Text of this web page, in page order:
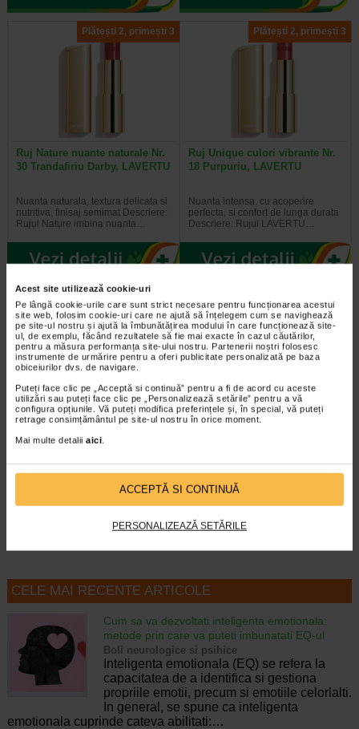
Acest site utilizează cookie-uri
Pe lângă cookie-urile care sunt strict necesare pentru funcționarea acestui
site web, folosim cookie-uri care ne ajută să înțelegem cum se navighează
pe site-ul nostru și ajută la îmbunătățirea modului în care funcționează site-
ul, de exemplu, făcând rezultatele să fie mai exacte în cazul căutărilor,
pentru a măsura performanța site-ului nostru. Partenerii noștri folosesc
instrumente de urmărire pentru a oferi publicitate personalizată pe baza
obiceiurilor dvs. de navigare.
Puteți face clic pe „Acceptă si continuă” pentru a fi de acord cu aceste
utilizări sau puteți face clic pe „Personalizează setările” pentru a vă
configura opțiunile. Vă puteți modifica preferințele și, în special, vă puteți
retrage consimțământul pe site-ul nostru în orice moment.
Mai multe detalii aici.
ACCEPTĂ SI CONTINUĂ
PERSONALIZEAZĂ SETĂRILE
Plătești 2, primești 3
Ruj Nature nuante naturale Nr.
30 Trandafiriu Darby, LAVERTU
Nuanta naturala, textura delicata si
nutritiva, finisaj semimat Descriere:
Rujul Nature imbina nuanta…
Plătești 2, primești 3
Ruj Unique culori vibrante Nr.
18 Purpuriu, LAVERTU
Nuanta intensa, cu acoperire
perfecta, si confort de lunga durata
Descriere: Rujul LAVERTU…
Ruj Nature nuante naturale
Nuanta naturala, textura delicata si
Rujul Nature imbina nuanta…
Ruj Nature nuante naturale Nr.
Nuanta naturala, textura delicata si
Rujul Nature imbina nuanta…
CELE MAI RECENTE ARTICOLE
Cum sa va dezvoltati inteligenta emotionala:
metode prin care va puteti imbunatati EQ-ul
Boli neurologice si psihice
Inteligenta emotionala (EQ) se refera la
capacitatea de a identifica si gestiona
propriile emotii, precum si emotiile celorlalti.
In general, se spune ca inteligenta
emotionala cuprinde cateva abilitati:…